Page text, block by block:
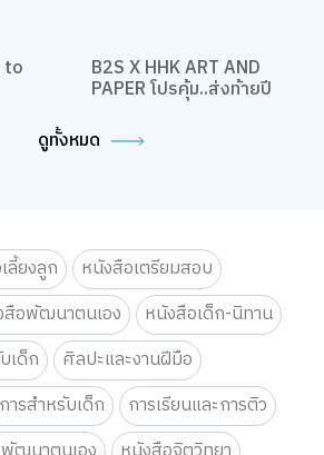
B2S X HHK ART AND
ลี้ยงลูก
หนังสือเตรียมสอบ
อพัฒนาตนเอง
หนังสือเด็ก-นิทาน
เด็ก
ศิลปะและงานฝีมือ
รสำหรับเด็ก
การเรียนและการติว